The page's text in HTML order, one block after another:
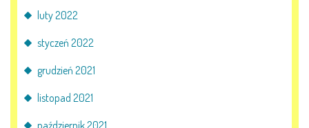
luty 2022
styczeń 2022
grudzień 2021
listopad 2021